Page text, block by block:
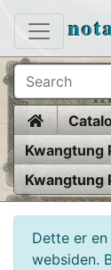
Home
Kwangtung
Kwangtung
Dette er
websiden.